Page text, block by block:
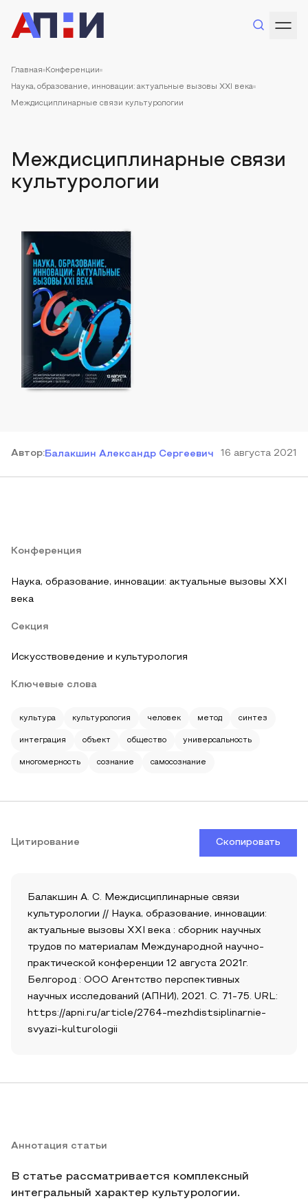
Главная Конференции
Наука, образование, инновации: актуальные вызовы XXI века
Междисциплинарные связи культурологии
Междисциплинарные связи
культурологии
Автор:Балакшин Александр Сергеевич 16 августа 2021
Конференция
Наука, образование, инновации: актуальные вызовы XXI
века
Секция
Искусствоведение и культурология
Ключевые слова
культура культурология человек метод синтез
интеграция объект общество универсальность
многомерность сознание самосознание
Цитирование Скопировать
Балакшин А. С. Междисциплинарные связи
культурологии // Наука, образование, инновации:
актуальные вызовы XXI века : сборник научных
трудов по материалам Международной научно-
практической конференции 12 августа 2021г.
Белгород : ООО Агентство перспективных
научных исследований (АПНИ), 2021. С. 71-75. URL:
https://apni.ru/article/2764-mezhdistsiplinarnie-
svyazi-kulturologii
Аннотация статьи
В статье рассматривается комплексный
интегральный характер культурологии.